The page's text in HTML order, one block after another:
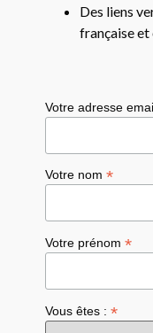
Des liens
française
Votre adresse
Votre nom*
Votre prénom*
Vous êtes :*